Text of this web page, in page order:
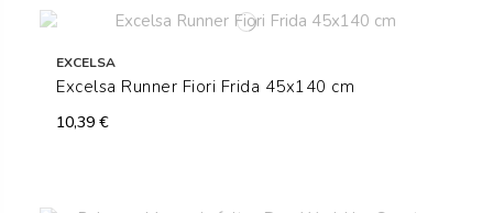
EXCELSA
Excelsa Runner Fiori Frida 45x140 cm
10,39 €